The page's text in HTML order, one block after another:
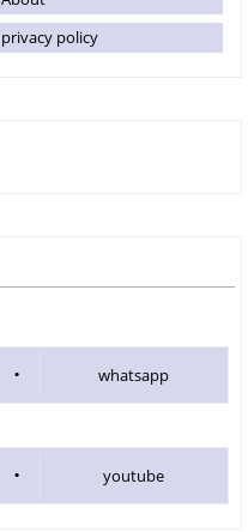
privacy policy
whatsapp
youtube